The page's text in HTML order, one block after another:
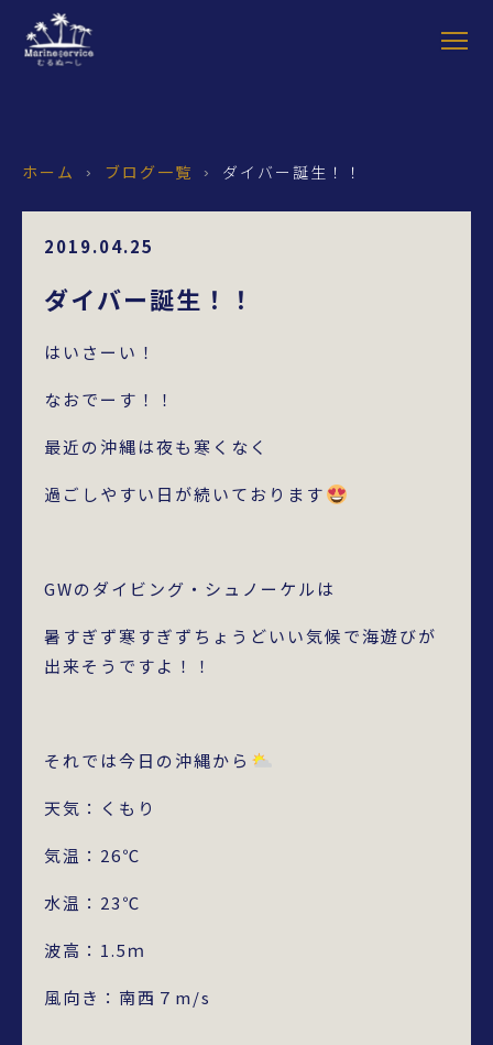
ホーム › ブログ一覧 › ダイバー誕生！！
2019.04.25
ダイバー誕生！！
はいさーい！
なおでーす！！
最近の沖縄は夜も寒くなく
過ごしやすい日が続いております
GWのダイビング・シュノーケルは
暑すぎず寒すぎずちょうどいい気候で海遊びが
出来そうですよ！！
それでは今日の沖縄から
天気：くもり
気温：26℃
水温：23℃
波高：1.5ｍ
風向き：南西７m/s